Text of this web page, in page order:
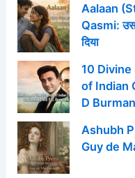
Aalaan
Qasmi:
दिया
10
of Indian
D Burman
Ashubh
Guy de